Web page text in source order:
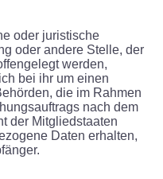
oder juristische
oder andere Stelle, der
werden,
bei ihr um einen
die im Rahmen
nach dem
der Mitgliedstaaten
Daten erhalten,